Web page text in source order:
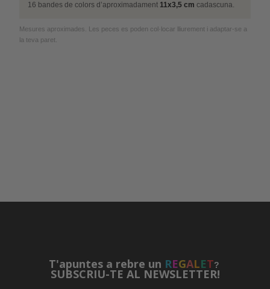
16 bandes de colors d’aproximadament 11x3,5 cm cadascuna.
Mesures aproximades. Les peces es poden col·locar lliurement i adaptar-se a
la teva paret.
T'apuntes a rebre un REGALET?
SUBSCRIU-TE AL NEWSLETTER!